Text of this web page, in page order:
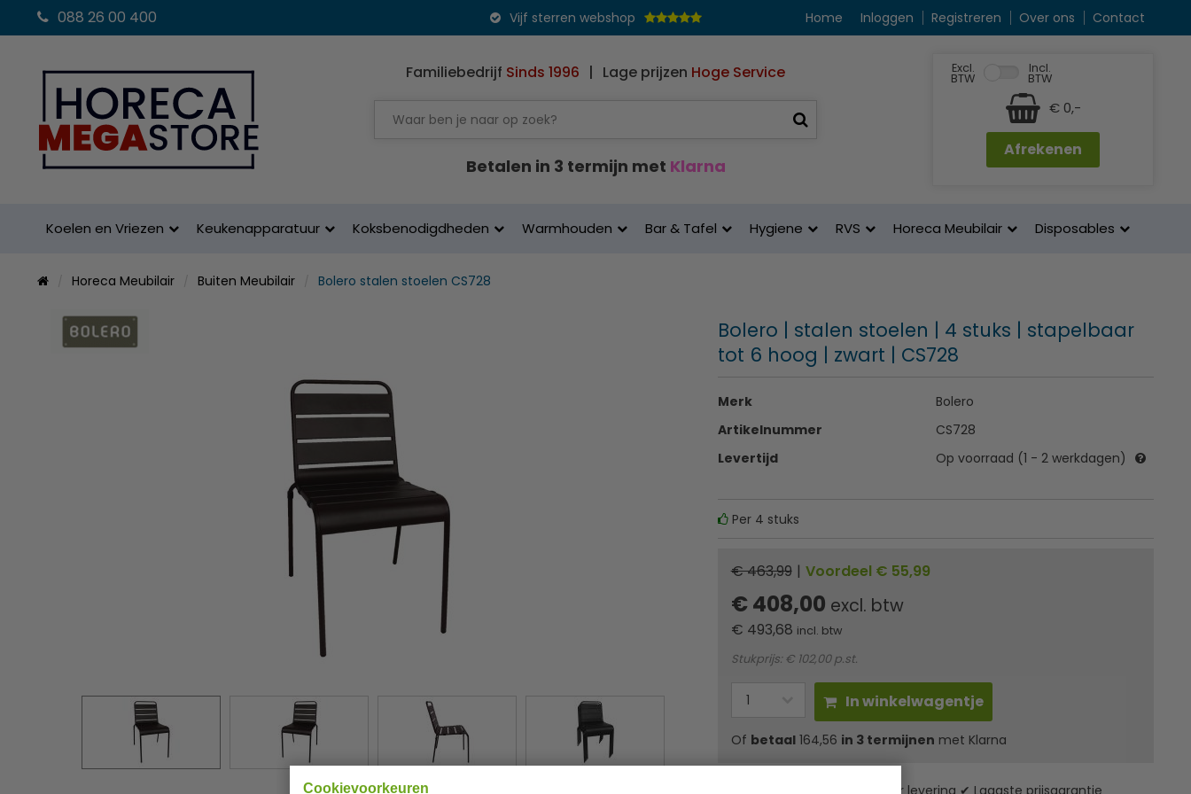
Cookievoorkeuren
088 26 00 400 Vijf sterren webshop Home Inloggen Registreren Over ons Contact
Familiebedrijf Sinds 1996 | Lage prijzen Hoge Service
Betalen in 3 termijn met Klarna
Excl.
BTW
Incl.
BTW
€ 0,-
Afrekenen
Koelen en Vriezen Keukenapparatuur Koksbenodigdheden Warmhouden Bar & Tafel Hygiene RVS Horeca Meubilair Disposables
Horeca Meubilair Buiten Meubilair Bolero stalen stoelen CS728
Bolero | stalen stoelen | 4 stuks | stapelbaar
tot 6 hoog | zwart | CS728
Merk
Bolero
Artikelnummer
CS728
Levertijd
Op voorraad (1 - 2 werkdagen)
Per 4 stuks
€ 463,99 | Voordeel € 55,99
€ 408,00 excl. btw
€ 493,68 incl. btw
Stukprijs: € 102,00 p.st.
In winkelwagentje
Of betaal164,56 in 3 termijnen met Klarna
✔ Gratis verzending* ✔ 24 uur levering ✔ Laagste prijsgarantie